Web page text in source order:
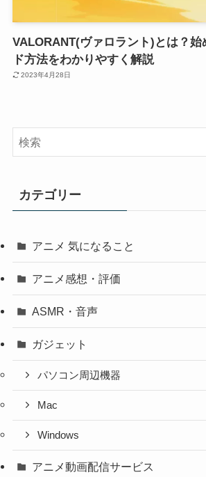
VALORANT(ヴァロラント)とは？
ド方法をわかりやすく解説
2023年4月28日
カテゴリー
アニメ 気になること
アニメ感想・評価
ASMR・音声
ガジェット
パソコン周辺機器
Mac
Windows
アニメ動画配信サービス